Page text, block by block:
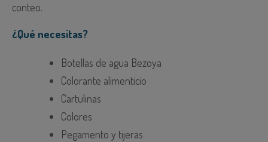
conteo.
¿Qué necesitas?
Botellas de agua Bezoya
Colorante alimenticio
Cartulinas
Colores
Pegamento y tijeras